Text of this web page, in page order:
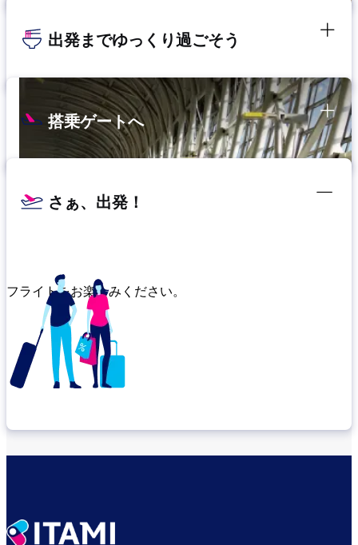
出発までゆっくり過ごそう
搭乗ゲートへ
さぁ、出発！
フライトをお楽しみください。